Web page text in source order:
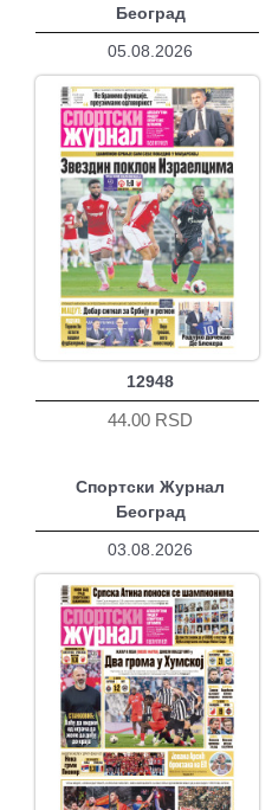
Београд
05.08.2026
12948
44.00 RSD
Спортски Журнал
Београд
03.08.2026